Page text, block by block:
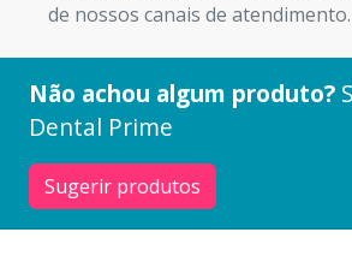
de nossos canais de atendimento.
Não achou algum produto?
Dental Prime
Sugerir produtos